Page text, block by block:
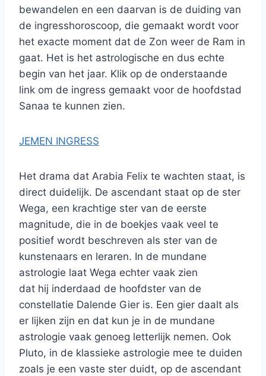
bewandelen en een daarvan is de duiding van
de ingresshoroscoop, die gemaakt wordt voor
het exacte moment dat de Zon weer de Ram in
gaat. Het is het astrologische en dus echte
begin van het jaar. Klik op de onderstaande
link om de ingress gemaakt voor de hoofdstad
Sanaa te kunnen zien.
JEMEN INGRESS
Het drama dat Arabia Felix te wachten staat, is
direct duidelijk. De ascendant staat op de ster
Wega, een krachtige ster van de eerste
magnitude, die in de boekjes vaak veel te
positief wordt beschreven als ster van de
kunstenaars en leraren. In de mundane
astrologie laat Wega echter vaak zien
dat hij inderdaad de hoofdster van de
constellatie Dalende Gier is. Een gier daalt als
er lijken zijn en dat kun je in de mundane
astrologie vaak genoeg letterlijk nemen. Ook
Pluto, in de klassieke astrologie mee te duiden
zoals je een vaste ster duidt, op de ascendant